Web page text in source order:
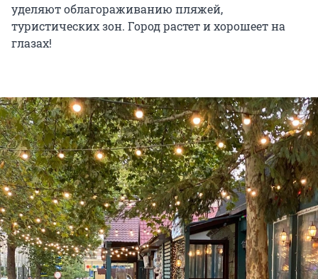
уделяют облагораживанию пляжей,
туристических зон. Город растет и хорошеет на
глазах!